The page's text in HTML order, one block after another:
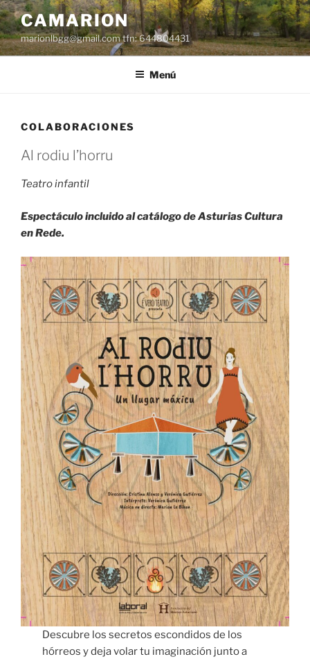
Dir
al
conteníu
CAMARION
marionlbgg@gmail.com tfn: 644804431
Menú
COLABORACIONES
Al rodiu l’horru
Teatro infantil
Espectáculo incluido al catálogo de Asturias Cultura
en Rede.
Descubre los secretos escondidos de los
hórreos y deja volar tu imaginación junto a